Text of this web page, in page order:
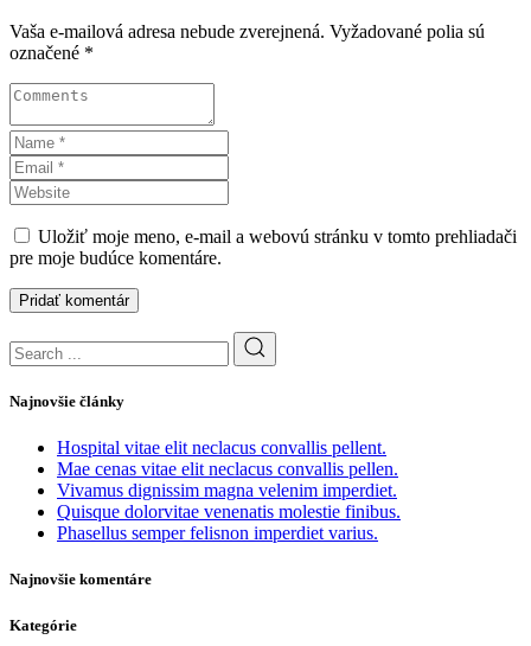
Vaša e-mailová adresa nebude zverejnená. Vyžadované polia sú
označené *
Uložiť moje meno, e-mail a webovú stránku v tomto prehliadači
pre moje budúce komentáre.
Najnovšie články
Hospital vitae elit neclacus convallis pellent.
Mae cenas vitae elit neclacus convallis pellen.
Vivamus dignissim magna velenim imperdiet.
Quisque dolorvitae venenatis molestie finibus.
Phasellus semper felisnon imperdiet varius.
Najnovšie komentáre
Kategórie